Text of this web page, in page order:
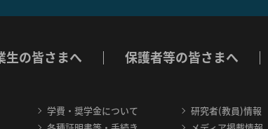
生の皆さまへ 保護者等の皆さまへ
学費・奨学金について
研究者(教員)情報